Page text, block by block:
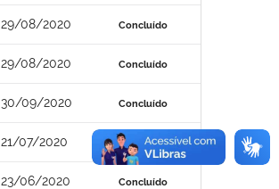
29/08/2020 Concluído
29/08/2020 Concluído
30/09/2020 Concluído
21/07/2020 Concluído
23/06/2020 Concluído